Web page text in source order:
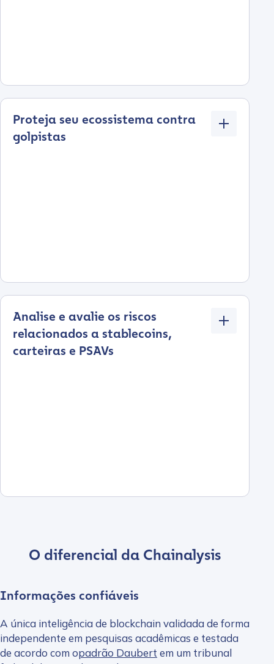
Proteja seu ecossistema contra
golpistas
Analise e avalie os riscos
relacionados a stablecoins,
carteiras e PSAVs
O diferencial da Chainalysis
Informações confiáveis
A única inteligência de blockchain validada de forma
independente em pesquisas acadêmicas e testada
de acordo com opadrão Daubert em um tribunal